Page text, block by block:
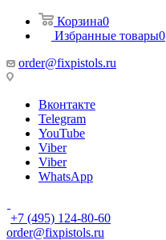
Корзина0
Избранные товары0
order@fixpistols.ru
Вконтакте
Telegram
YouTube
Viber
Viber
WhatsApp
+7 (495) 124-80-60
order@fixpistols.ru